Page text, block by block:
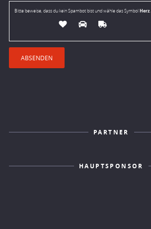
Bitte beweise, dass du kein Spambot bist und wähle das SymbolHerz.
PARTNER
HAUPTSPONSOR